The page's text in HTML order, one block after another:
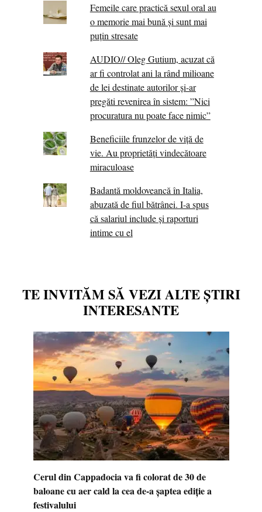
Femeile care practică sexul oral au
o memorie mai bună și sunt mai
puțin stresate
AUDIO// Oleg Gutium, acuzat că
ar fi controlat ani la rând milioane
de lei destinate autorilor și-ar
pregăti revenirea în sistem: ”Nici
procuratura nu poate face nimic”
Beneficiile frunzelor de viță de
vie. Au proprietăţi vindecătoare
miraculoase
Badantă moldoveancă în Italia,
abuzată de fiul bătrânei. I-a spus
că salariul include și raporturi
intime cu el
TE INVITĂM SĂ VEZI ALTE ȘTIRI
INTERESANTE
Cerul din Cappadocia va fi colorat de 30 de
baloane cu aer cald la cea de-a șaptea ediție a
festivalului